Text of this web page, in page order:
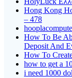
Hong Kong
– 478
How To Be
Deposit And
How To
how to get a
i need 1000